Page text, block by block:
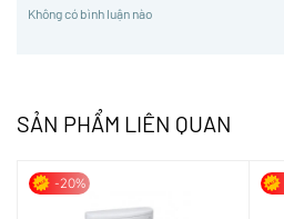
Không có bình luận nào
SẢN PHẨM LIÊN QUAN
-20%